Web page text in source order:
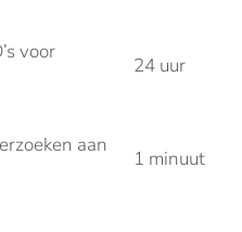
voor
24 uur
aan
1 minuut